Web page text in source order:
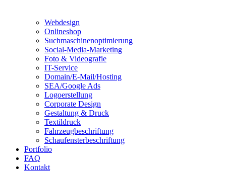
Webdesign
Onlineshop
Suchmaschinenoptimierung
Social-Media-Marketing
Foto & Videografie
IT-Service
Domain/E-Mail/Hosting
SEA/Google Ads
Logoerstellung
Corporate Design
Gestaltung & Druck
Textildruck
Fahrzeugbeschriftung
Schaufensterbeschriftung
Portfolio
FAQ
Kontakt